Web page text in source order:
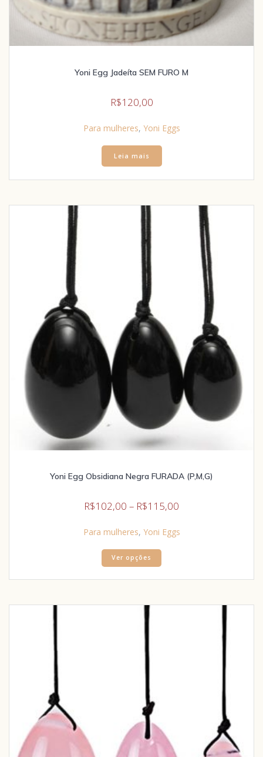
Yoni Egg Jadeíta SEM FURO M
R$120,00
Para mulheres, Yoni Eggs
Leia mais
Yoni Egg Obsidiana Negra FURADA (P,M,G)
R$102,00 – R$115,00
Para mulheres, Yoni Eggs
Ver opções